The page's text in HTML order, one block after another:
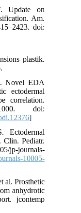
میانی صورت
دهان میباشد (١٣،١٤).
درگیری
اکتودرمال
دندان شیری و
تعداد دندانها
رویش
دندان های
همچنین
دندان ها؛ و
اکتودرمال
تغذیه و
دنبال آن
است. درمان
میتواند به
دهانی
٦ساله
دیسپلازی
Update on
Am.
doi:
plastik.
Novel EDA
ectodermal
correlation.
doi:
odi.12376
Ectodermal
Clin. Pediatr.
jp-journals-
10005-
al. Prosthetic
anhydrotic
jcontemp